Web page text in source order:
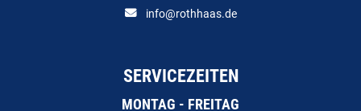
info@rothhaas.de
SERVICEZEITEN
MONTAG - FREITAG